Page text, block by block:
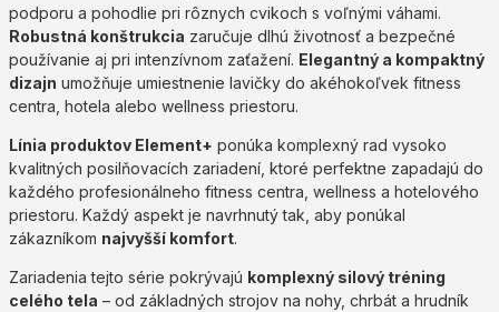
podporu a pohodlie pri rôznych cvikoch s voľnými váhami.
Robustná konštrukcia zaručuje dlhú životnosť a bezpečné
používanie aj pri intenzívnom zaťažení. Elegantný a kompaktný
dizajn umožňuje umiestnenie lavičky do akéhokoľvek fitness
centra, hotela alebo wellness priestoru.
Línia produktov Element+ ponúka komplexný rad vysoko
kvalitných posilňovacích zariadení, ktoré perfektne zapadajú do
každého profesionálneho fitness centra, wellness a hotelového
priestoru. Každý aspekt je navrhnutý tak, aby ponúkal
zákazníkom najvyšší komfort.
Zariadenia tejto série pokrývajú komplexný silový tréning
celého tela – od základných strojov na nohy, chrbát a hrudník